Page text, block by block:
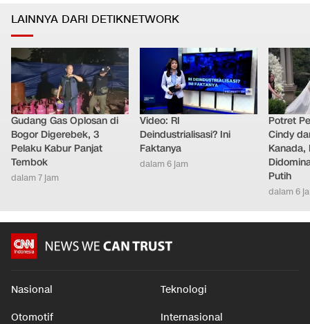
Ekonomi •dalam 3 jam
LAINNYA DARI DETIKNETWORK
Gudang Gas Oplosan di
Bogor Digerebek, 3
Video: RI
Potret
Cindy